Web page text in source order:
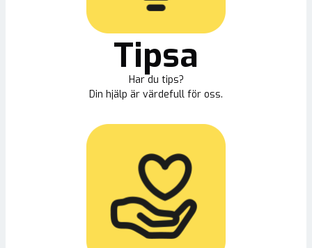
Tipsa
Har du tips?
Din hjälp är värdefull för oss.